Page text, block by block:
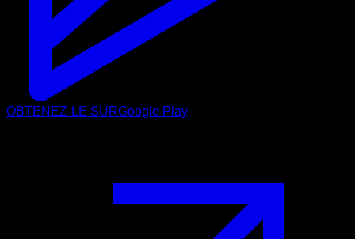
OBTENEZ-LE SURGoogle Play